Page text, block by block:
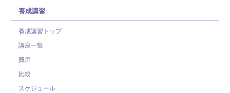
養成講習
養成講習トップ
講座一覧
費用
比較
スケジュール